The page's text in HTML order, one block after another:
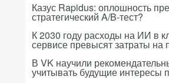
Казус Rapidus: оплошность
стратегический A/B-тест?
К 2030 году расходы на ИИ в
сервисе превысят затраты на
В VK научили
учитывать будущие интересы